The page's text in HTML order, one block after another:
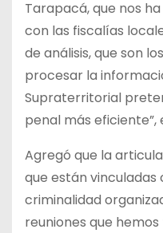
Tarapacá, que nos
con las fiscalías
de análisis, que son
procesar la
Supraterritorial
penal más
Agregó que la
que están
criminalidad
reuniones que